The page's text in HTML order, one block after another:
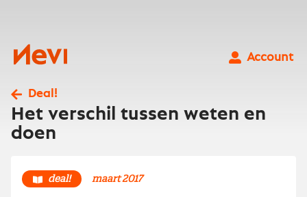
Nevi
Account
Deal!
Het verschil tussen weten en
doen
deal! maart 2017